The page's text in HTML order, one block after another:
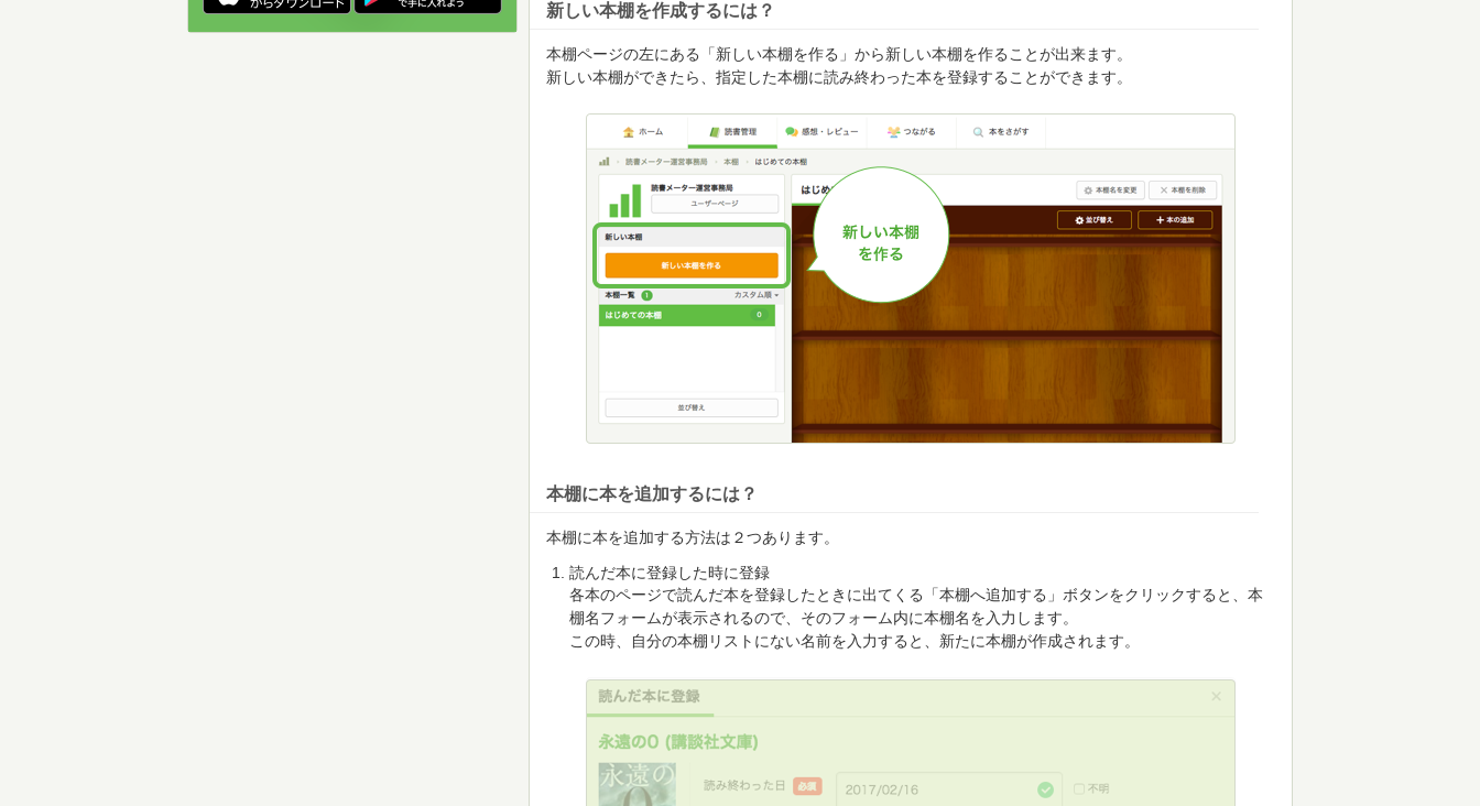
新しい本棚を作成するには？
本棚ページの左にある「新しい本棚を作る」から新しい本棚を作ることが出来ます。
新しい本棚ができたら、指定した本棚に読み終わった本を登録することができます。
本棚に本を追加するには？
本棚に本を追加する方法は２つあります。
読んだ本に登録した時に登録
各本のページで読んだ本を登録したときに出てくる「本棚へ追加する」ボタンをクリックすると、本
棚名フォームが表示されるので、そのフォーム内に本棚名を入力します。
この時、自分の本棚リストにない名前を入力すると、新たに本棚が作成されます。